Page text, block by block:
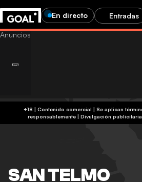
En directo Entradas
+18 | Contenido comercial | Se aplican términos y condiciones | Juega
responsablemente| Divulgación publicitaria
SAN TELMO